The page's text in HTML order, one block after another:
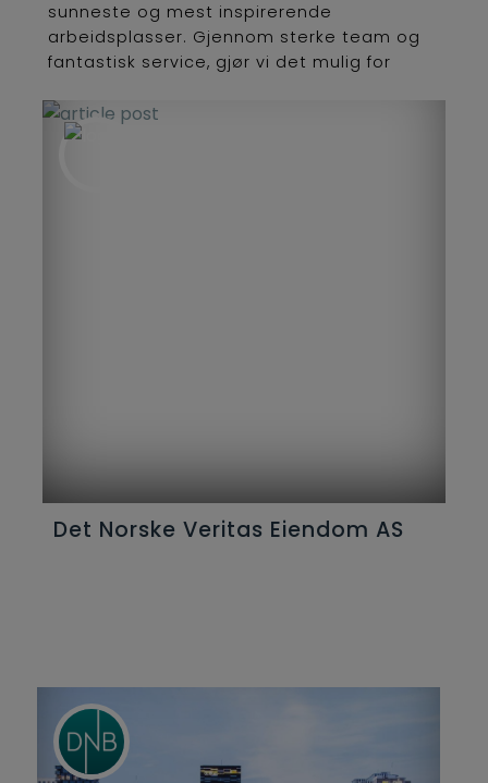
sunneste og mest inspirerende
arbeidsplasser. Gjennom sterke team og
fantastisk service, gjør vi det mulig for
kan best.
Det Norske Veritas Eiendom AS